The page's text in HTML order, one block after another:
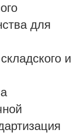
для
и